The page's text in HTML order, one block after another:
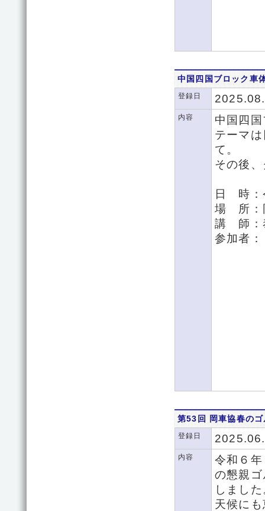
中国四国ブロック車
登録日
内容
中国四
テーマ
て。
その後
日 時：
場 所：
講 師：
参加者
第53回 岡車協春の
登録日
内容
令和６
の懇親
しまし
天候に